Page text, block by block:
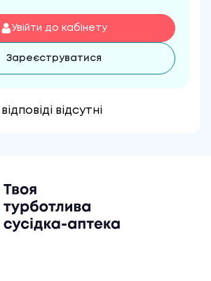
Увійти до кабінету
Зареєструватися
відсутні